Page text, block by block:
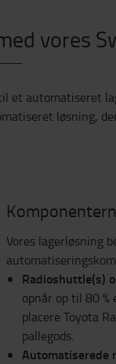
vores
et automatiseret
løsning,
Vores lagerløsning
Radioshuttle(s)
opnår op til 80
placere Toyota
pallegods.
Automatiserede